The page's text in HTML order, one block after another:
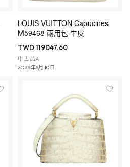
LOUIS VUITTON Capucines
M59468 兩用包 牛皮
TWD 119047.60
中古品A
2026年6月10日